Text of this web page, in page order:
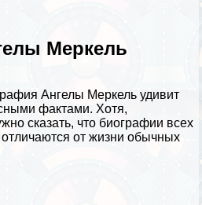
Меркель
Ангелы Меркель удивит
фактами. Хотя,
сказать, что биографии всех
от жизни обычных